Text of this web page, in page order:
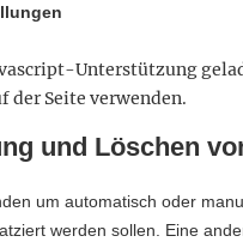
Unterstützung
Seite verwenden.
und Löschen
um automatisch oder
werden sollen. Eine